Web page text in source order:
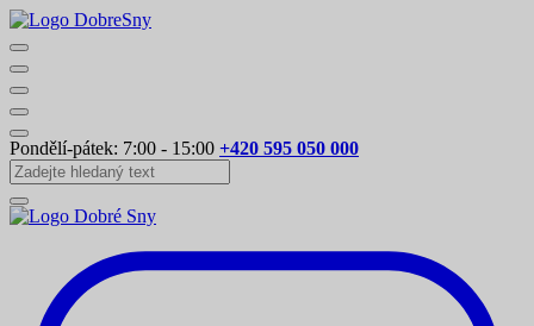
Pondělí-pátek: 7:00 - 15:00 +420 595 050 000